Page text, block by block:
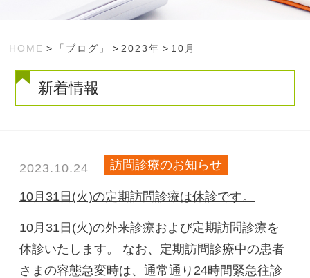
HOME > 「ブログ」 > 2023年 > 10月
新着情報
2023.10.24 訪問診療のお知らせ
10月31日(火)の定期訪問診療は休診です。
10月31日(火)の外来診療および定期訪問診療を
休診いたします。 なお、定期訪問診療中の患者
さまの容態急変時は、通常通り24時間緊急往診